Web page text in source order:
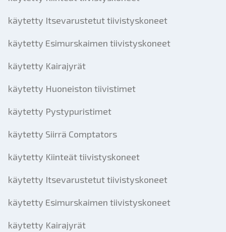
käytetty Itsevarustetut tiivistyskoneet
käytetty Esimurskaimen tiivistyskoneet
käytetty Kairajyrät
käytetty Huoneiston tiivistimet
käytetty Pystypuristimet
käytetty Siirrä Comptators
käytetty Kiinteät tiivistyskoneet
käytetty Itsevarustetut tiivistyskoneet
käytetty Esimurskaimen tiivistyskoneet
käytetty Kairajyrät